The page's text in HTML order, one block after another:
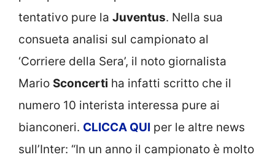
tentativo pure la Juventus. Nella sua
consueta analisi sul campionato al
‘Corriere della Sera’, il noto giornalista
Mario Sconcerti ha infatti scritto che il
numero 10 interista interessa pure ai
bianconeri. CLICCA QUI per le altre news
sull’Inter: “In un anno il campionato è molto